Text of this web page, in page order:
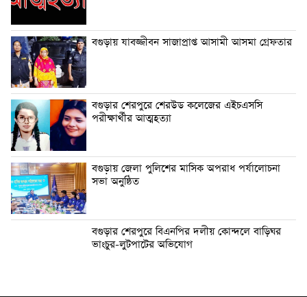
বগুড়ায় যাবজ্জীবন সাজাপ্রাপ্ত আসামী আসমা গ্রেফতার
বগুড়ার শেরপুরে শেরউড কলেজের এইচএসসি
পরীক্ষার্থীর আত্মহত্যা
বগুড়ায় জেলা পুলিশের মাসিক অপরাধ পর্যালোচনা
সভা অনুষ্ঠিত
বগুড়ার শেরপুরে বিএনপির দলীয় কোন্দলে বাড়িঘর
ভাংচুর-লুটপাটের অভিযোগ